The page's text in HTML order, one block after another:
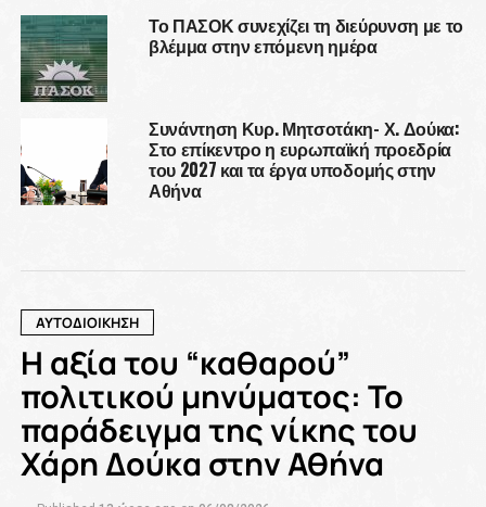
Το ΠΑΣΟΚ συνεχίζει τη διεύρυνση με το
βλέμμα στην επόμενη ημέρα
Συνάντηση Κυρ. Μητσοτάκη- Χ. Δούκα:
Στο επίκεντρο η ευρωπαϊκή προεδρία
του 2027 και τα έργα υποδομής στην
Αθήνα
ΑΥΤΟΔΙΟΙΚΗΣΗ
Η αξία του “καθαρού”
πολιτικού μηνύματος: Το
παράδειγμα της νίκης του
Χάρη Δούκα στην Αθήνα